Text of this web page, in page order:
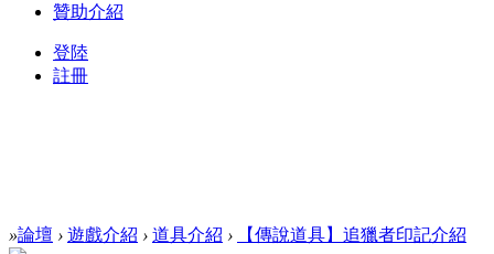
贊助介紹
登陸
註冊
»論壇 › 遊戲介紹 › 道具介紹 › 【傳說道具】追獵者印記介紹